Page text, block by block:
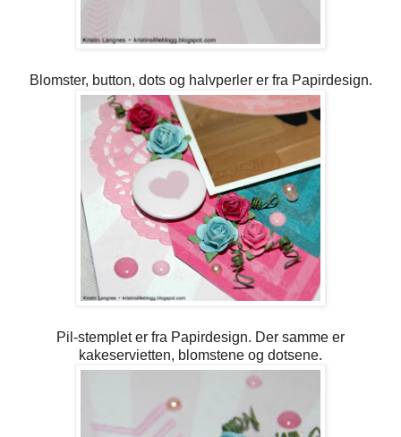
Blomster, button, dots og halvperler er fra Papirdesign.
Pil-stemplet er fra Papirdesign. Der samme er
kakeservietten, blomstene og dotsene.